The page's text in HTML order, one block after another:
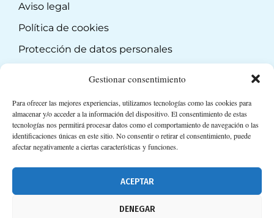
Gestionar consentimiento
Para ofrecer las mejores experiencias, utilizamos tecnologías como las cookies para
almacenar y/o acceder a la información del dispositivo. El consentimiento de estas
tecnologías nos permitirá procesar datos como el comportamiento de navegación o las
identificaciones únicas en este sitio. No consentir o retirar el consentimiento, puede
afectar negativamente a ciertas características y funciones.
ACEPTAR
DENEGAR
Aviso legal
Política de cookies
Protección de datos personales